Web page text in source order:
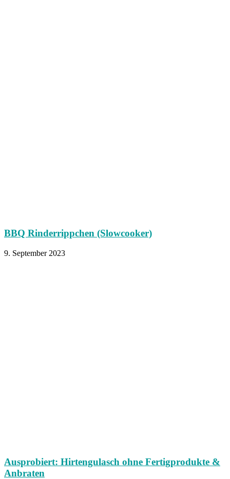
BBQ Rinderrippchen (Slowcooker)
9. September 2023
Ausprobiert: Hirtengulasch ohne Fertigprodukte &
Anbraten